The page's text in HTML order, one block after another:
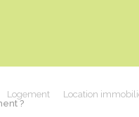
Logement Location
?